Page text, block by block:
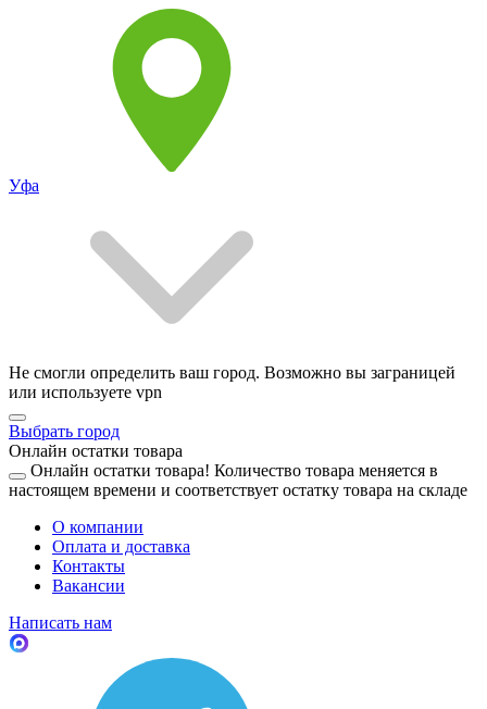
Уфа
Не смогли определить ваш город. Возможно вы заграницей
или используете vpn
Выбрать город
Онлайн остатки товара
Онлайн остатки товара! Количество товара меняется в
настоящем времени и соответствует остатку товара на складе
О компании
Оплата и доставка
Контакты
Вакансии
Написать нам